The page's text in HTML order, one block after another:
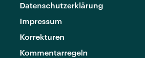
Datenschutzerklärung
Impressum
Korrekturen
Kommentarregeln